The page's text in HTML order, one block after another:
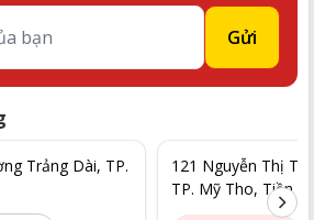
Gửi
Trảng Dài, TP.
121 Nguyễn Thị
TP. Mỹ Tho, Tiền